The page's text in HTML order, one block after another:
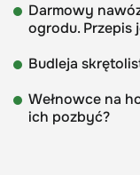
Darmowy
ogrodu. Przepis
Budleja
Wełnowce na
ich pozbyć?